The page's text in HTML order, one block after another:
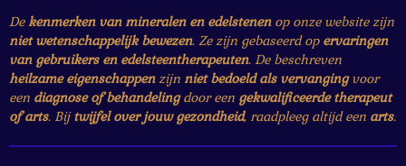
Dekenmerken van mineralen en edelstenenop onze website zijn
niet wetenschappelijk bewezen. Ze zijn gebaseerd op ervaringen
van gebruikers en edelsteentherapeuten. De beschreven
heilzame eigenschappenzijn niet bedoeld als vervangingvoor
een diagnose of behandelingdoor een gekwalificeerde therapeut
of arts. Bijtwijfel over jouw gezondheid, raadpleeg altijd een arts.